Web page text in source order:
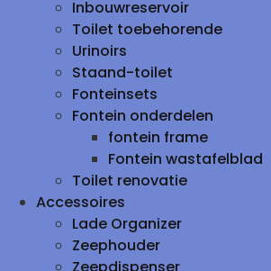
Inbouwreservoir
Toilet toebehorende
Urinoirs
Staand-toilet
Fonteinsets
Fontein onderdelen
fontein frame
Fontein wastafelblad
Toilet renovatie
Accessoires
Lade Organizer
Zeephouder
Zeepdispenser